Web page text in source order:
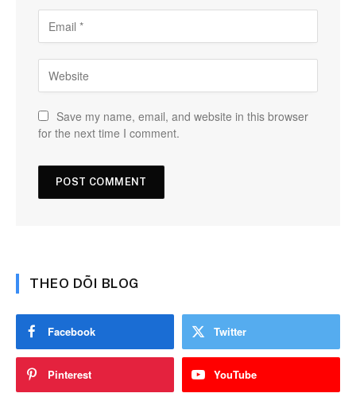
Save my name, email, and website in this browser
for the next time I comment.
THEO DÕI BLOG
Facebook Twitter
Pinterest YouTube